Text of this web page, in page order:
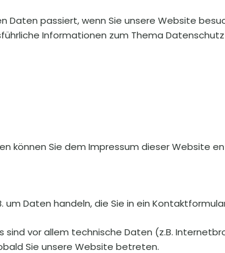
Daten passiert, wenn Sie unsere Website
Informationen zum Thema
können Sie dem Impressum dieser Website
Daten handeln, die Sie in ein
vor allem technische Daten (z.B.
Sie unsere Website betreten.